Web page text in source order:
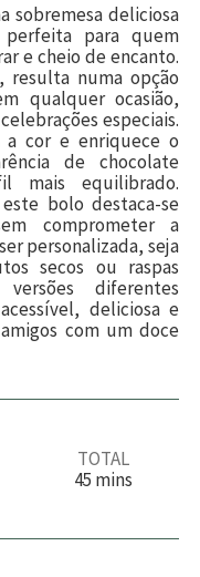
sobremesa deliciosa
para quem
e cheio de encanto.
numa opção
qualquer ocasião,
especiais.
cor e enriquece o
de chocolate
mais equilibrado.
bolo destaca-se
comprometer a
personalizada, seja
secos ou raspas
diferentes
deliciosa e
com um doce
TOTAL
45 m
u
mins